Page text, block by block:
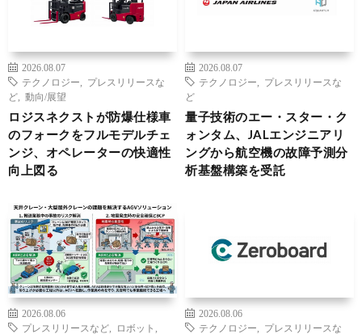
2026.08.07
テクノロジー
プレスリリースな
ど
動向/展望
ロジスネクストが防爆仕様車
のフォークをフルモデルチェ
ンジ、オペレーターの快適性
向上図る
2026.08.07
テクノロジー
プレスリリースな
ど
量子技術のエー・スター・ク
ォンタム、JALエンジニアリ
ングから航空機の故障予測分
析基盤構築を受託
2026.08.06
プレスリリースなど
ロボット
2026.08.06
テクノロジー
プレスリリースな